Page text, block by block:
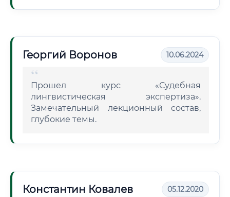
Георгий Воронов 10.06.2024
Прошел курс «Судебная
лингвистическая экспертиза».
Замечательный лекционный состав,
глубокие темы.
Константин Ковалев 05.12.2020